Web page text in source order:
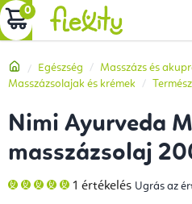
Ugrás
a
tartalomhoz
KOSÁR
Kezdőlap
Egészség
Masszázs és
Masszázsolajak és krémek
Nimi Ayurveda
masszázsolaj
A
termék
1 értékelés Ugrás az